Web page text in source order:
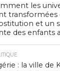
les
transformées
et un
des enfants
: la ville de